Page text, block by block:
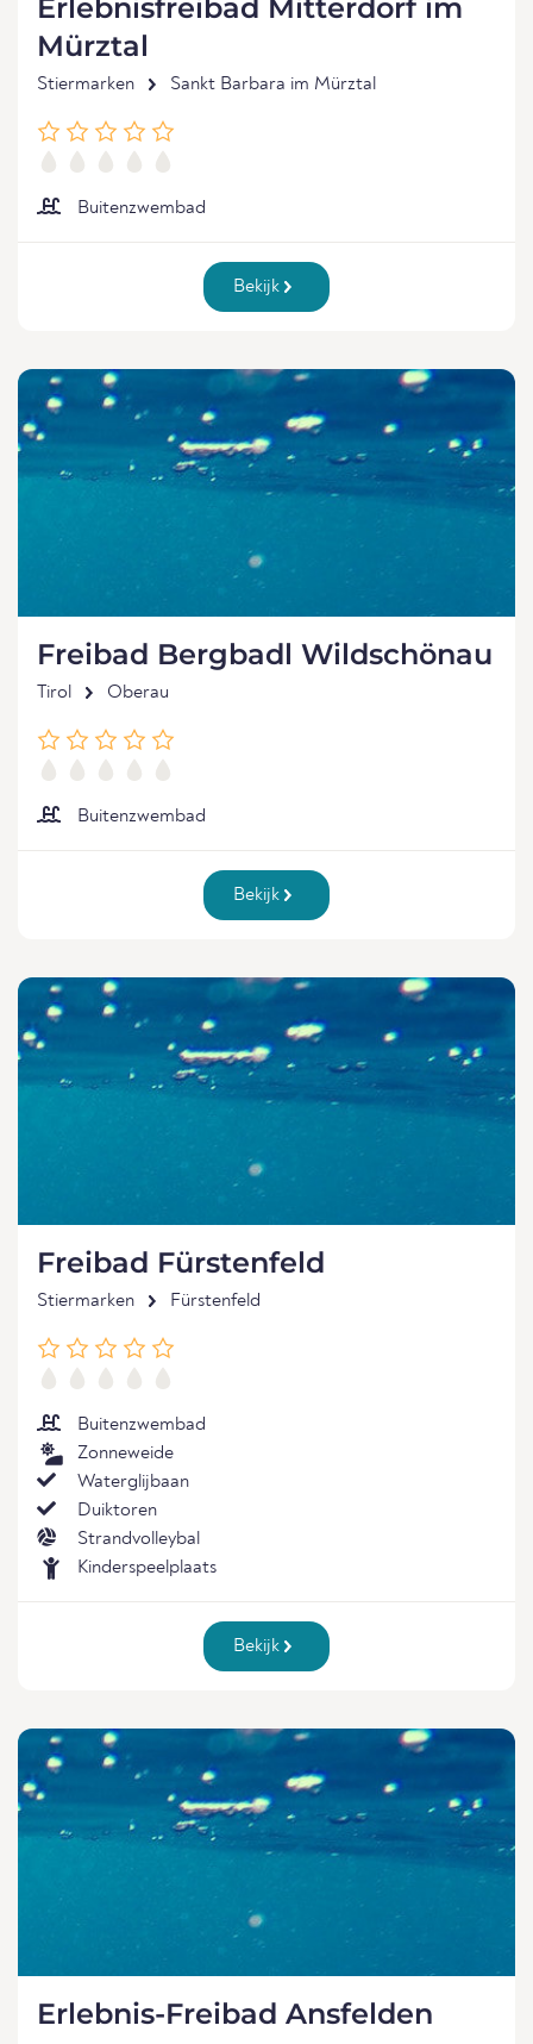
Erlebnisfreibad Mitterdorf im
Mürztal
Stiermarken Sankt Barbara im Mürztal
Buitenzwembad
Bekijk
Freibad Bergbadl Wildschönau
Tirol Oberau
Buitenzwembad
Bekijk
Freibad Fürstenfeld
Stiermarken Fürstenfeld
Buitenzwembad
Zonneweide
Waterglijbaan
Duiktoren
Strandvolleybal
Kinderspeelplaats
Bekijk
Erlebnis-Freibad Ansfelden